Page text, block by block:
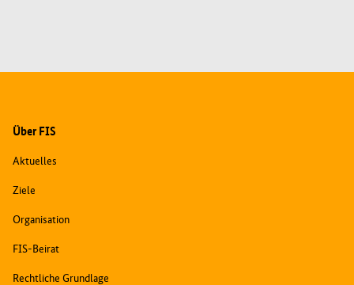
Über FIS
Aktuelles
Ziele
Organisation
FIS-Beirat
Rechtliche Grundlage